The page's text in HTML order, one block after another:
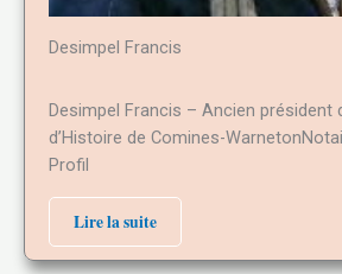
Desimpel Francis
Desimpel Francis – Ancien président
d’Histoire de Comines-
Profil
Lire la suite